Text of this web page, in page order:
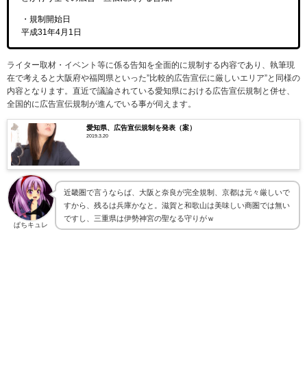
・規制開始日
平成31年4月1日
ライター取材・イベント等に係る告知を全面的に規制する内容であり、執筆現
在で考えると大阪府や福岡県といった”比較的広告宣伝に厳しいエリア”と同様の
内容となります。直近で議論されている愛知県における広告宣伝規制と併せ、
全国的に広告宣伝規制が進んでいる事が伺えます。
愛知県、広告宣伝規制を発表（案）
2019.3.20
ぱちキュレ
近畿圏で言うならば、大阪と奈良が完全規制、京都は元々厳しいで
すから、残るは兵庫かなと。滋賀と和歌山は美味しい商圏では無い
ですし、三重県は伊勢神宮の聖なる守りがｗ